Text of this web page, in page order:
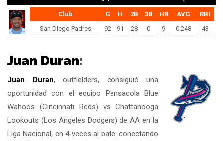
Club G H 2B 3B HR AVG
RBI
San Diego Padres
92 91 28 0 9 0.248 43
Juan Duran:
Juan Duran, outfielders, consiguió una
oportunidad con el equipo Pensacola Blue
Wahoos (Cincinnati Reds) vs Chattanooga
Lookouts (Los Angeles Dodgers) de AA en la
Liga Nacional, en 4 veces al bate: conectando